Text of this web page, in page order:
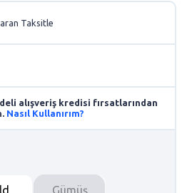
Taksitle
alışveriş kredisi fırsatlarından
Nasıl Kullanırım?
Gümüş